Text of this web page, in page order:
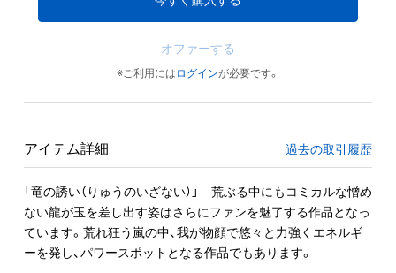
オファーする
※ご利用には ログインが必要です。
アイテム詳細 過去の取引履歴
「竜の誘い（りゅうのいざない）」　荒ぶる中にもコミカルな憎め
ない龍が玉を差し出す姿はさらにファンを魅了する作品となっ
ています。荒れ狂う嵐の中、我が物顔で悠々と力強くエネルギ
ーを発し、パワースポットとなる作品でもあります。